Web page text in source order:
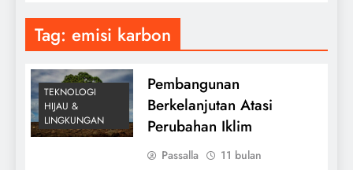
Tag: emisi karbon
TEKNOLOGI
HIJAU &
LINGKUNGAN
Pembangunan
Berkelanjutan Atasi
Perubahan Iklim
Passalla
11 bulan